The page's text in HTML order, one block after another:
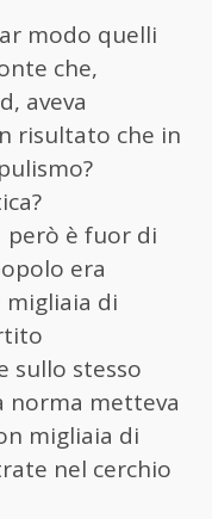
modo quelli
che,
aveva
risultato che in
però è fuor di
era
di
sullo stesso
norma metteva
migliaia di
nel cerchio